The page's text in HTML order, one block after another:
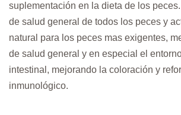
suplementación en la dieta de los
de salud general de todos los peces y
natural para los peces mas exigentes,
de salud general y en especial el
intestinal, mejorando la coloración y
inmunológico.